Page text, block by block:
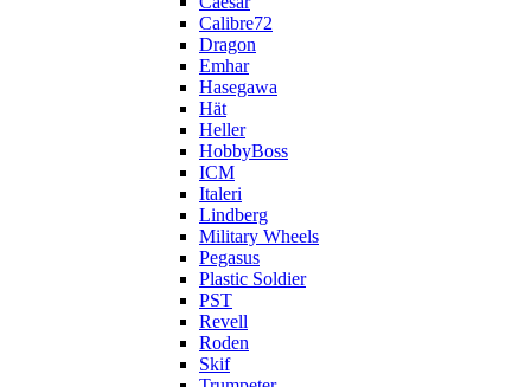
Calibre72
Dragon
Emhar
Hasegawa
Hät
Heller
HobbyBoss
ICM
Italeri
Lindberg
Military Wheels
Pegasus
Plastic Soldier
PST
Revell
Roden
Skif